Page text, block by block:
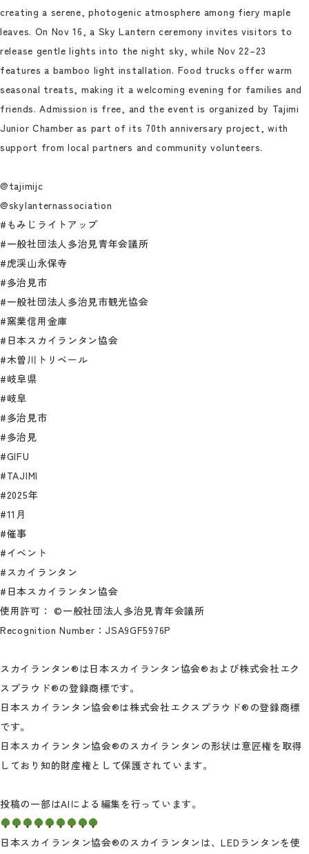
creating a serene, photogenic atmosphere among fiery maple
leaves. On Nov 16, a Sky Lantern ceremony invites visitors to
release gentle lights into the night sky, while Nov 22–23
features a bamboo light installation. Food trucks offer warm
seasonal treats, making it a welcoming evening for families and
friends. Admission is free, and the event is organized by Tajimi
Junior Chamber as part of its 70th anniversary project, with
support from local partners and community volunteers.
@tajimijc
@skylanternassociation
#もみじライトアップ
#一般社団法人多治見青年会議所
#虎渓山永保寺
#多治見市
#一般社団法人多治見市観光協会
#窯業信用金庫
#日本スカイランタン協会
#木曽川トリベール
#岐阜県
#岐阜
#多治見市
#多治見
#GIFU
#TAJIMI
#2025年
#11月
#催事
#イベント
#スカイランタン
#日本スカイランタン協会
使用許可： ©一般社団法人多治見青年会議所
Recognition Number：JSA9GF5976P
スカイランタン®は日本スカイランタン協会®および株式会社エク
スプラウド®の登録商標です。
日本スカイランタン協会®は株式会社エクスプラウド®の登録商標
です。
日本スカイランタン協会®のスカイランタンの形状は意匠権を取得
しており知的財産権として保護されています。
投稿の一部はAIによる編集を行っています。
日本スカイランタン協会®のスカイランタンは、LEDランタンを使